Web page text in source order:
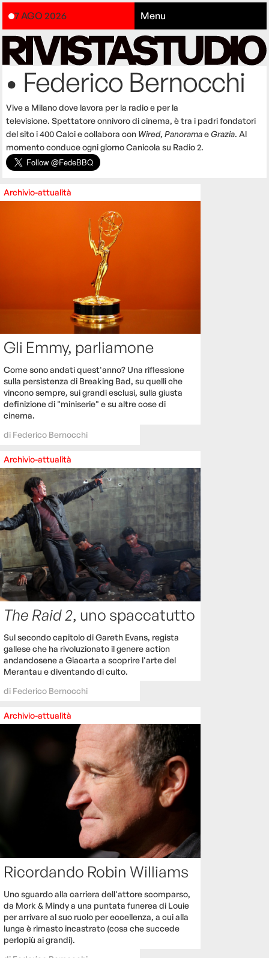
7 AGO 2026 Menu
• Federico Bernocchi
Vive a Milano dove lavora per la radio e per la
televisione. Spettatore onnivoro di cinema, è tra i padri fondatori
del sito i 400 Calci e collabora con Wired,PanoramaeGrazia. Al
momento conduce ogni giorno Canicola su Radio 2.
Archivio-attualità
Gli Emmy, parliamone
Come sono andati quest'anno? Una riflessione
sulla persistenza di Breaking Bad, su quelli che
vincono sempre, sui grandi esclusi, sulla giusta
definizione di "miniserie" e su altre cose di
cinema.
di Federico Bernocchi
Archivio-attualità
The Raid 2, uno spaccatutto
Sul secondo capitolo di Gareth Evans, regista
gallese che ha rivoluzionato il genere action
andandosene a Giacarta a scoprire l'arte del
Merantau e diventando di culto.
di Federico Bernocchi
Archivio-attualità
Ricordando Robin Williams
Uno sguardo alla carriera dell'attore scomparso,
da Mork & Mindy a una puntata funerea di Louie
per arrivare al suo ruolo per eccellenza, a cui alla
lunga è rimasto incastrato (cosa che succede
perlopiù ai grandi).